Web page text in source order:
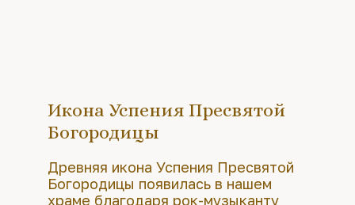
Икона Успения Пресвятой
Богородицы
Древняя икона Успения Пресвятой
Богородицы появилась в нашем
храме благодаря рок-музыканту